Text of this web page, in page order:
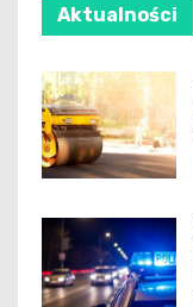
Aktualności